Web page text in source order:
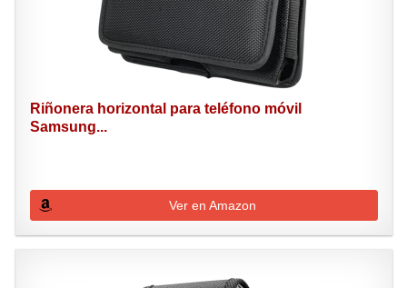
Riñonera horizontal para teléfono móvil
Samsung...
Ver en Amazon